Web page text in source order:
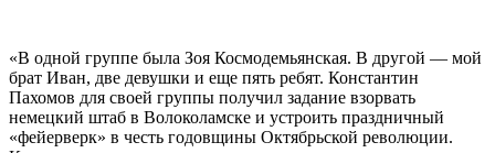
«В одной группе была Зоя Космодемьянская. В другой — мой
брат Иван, две девушки и еще пять ребят. Константин
Пахомов для своей группы получил задание взорвать
немецкий штаб в Волоколамске и устроить праздничный
«фейерверк» в честь годовщины Октябрьской революции.